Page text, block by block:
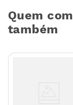
Quem
também